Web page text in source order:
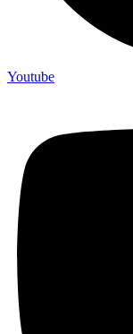
Youtube